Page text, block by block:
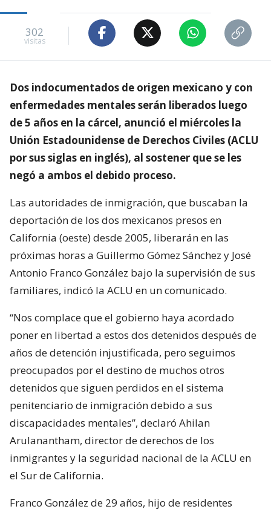
302
visitas
Dos indocumentados de origen mexicano y con
enfermedades mentales serán liberados luego
de 5 años en la cárcel, anunció el miércoles la
Unión Estadounidense de Derechos Civiles (ACLU
por sus siglas en inglés), al sostener que se les
negó a ambos el debido proceso.
Las autoridades de inmigración, que buscaban la
deportación de los dos mexicanos presos en
California (oeste) desde 2005, liberarán en las
próximas horas a Guillermo Gómez Sánchez y José
Antonio Franco González bajo la supervisión de sus
familiares, indicó la ACLU en un comunicado.
“Nos complace que el gobierno haya acordado
poner en libertad a estos dos detenidos después de
años de detención injustificada, pero seguimos
preocupados por el destino de muchos otros
detenidos que siguen perdidos en el sistema
penitenciario de inmigración debido a sus
discapacidades mentales”, declaró Ahilan
Arulanantham, director de derechos de los
inmigrantes y la seguridad nacional de la ACLU en
el Sur de California.
Franco González de 29 años, hijo de residentes